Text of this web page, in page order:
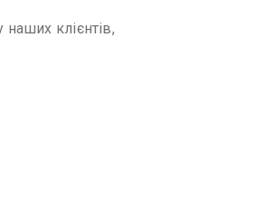
клієнтів,